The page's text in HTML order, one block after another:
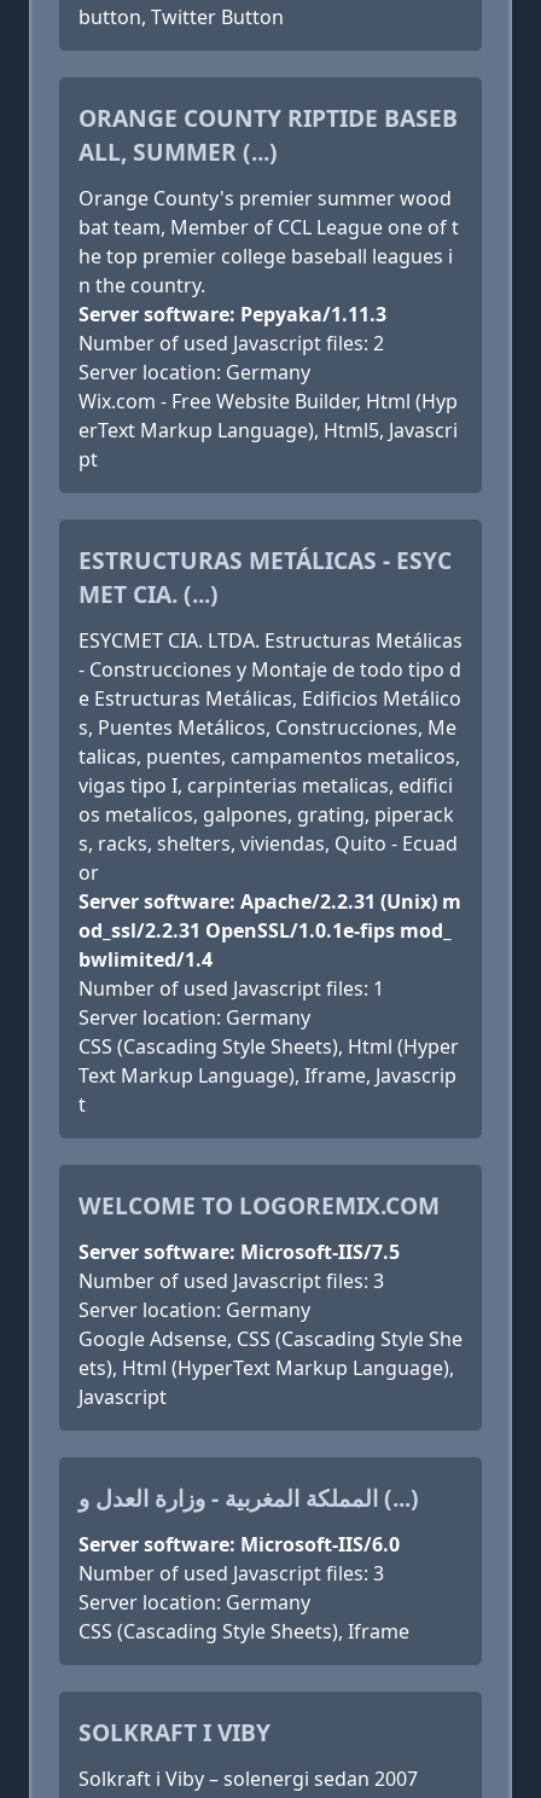
button, Twitter Button
ORANGE COUNTY RIPTIDE BASEB
ALL, SUMMER (...)
Orange County's premier summer wood
bat team, Member of CCL League one of t
he top premier college baseball leagues i
n the country.
Server software: Pepyaka/1.11.3
Number of used Javascript files: 2
Server location: Germany
Wix.com - Free Website Builder, Html (Hyp
erText Markup Language), Html5, Javascri
pt
ESTRUCTURAS METÁLICAS - ESYC
MET CIA. (...)
ESYCMET CIA. LTDA. Estructuras Metálicas
- Construcciones y Montaje de todo tipo d
e Estructuras Metálicas, Edificios Metálico
s, Puentes Metálicos, Construcciones, Me
talicas, puentes, campamentos metalicos,
vigas tipo I, carpinterias metalicas, edifici
os metalicos, galpones, grating, piperack
s, racks, shelters, viviendas, Quito - Ecuad
or
Server software: Apache/2.2.31 (Unix) m
od_ssl/2.2.31 OpenSSL/1.0.1e-fips mod_
bwlimited/1.4
Number of used Javascript files: 1
Server location: Germany
CSS (Cascading Style Sheets), Html (Hyper
Text Markup Language), Iframe, Javascrip
t
WELCOME TO LOGOREMIX.COM
Server software: Microsoft-IIS/7.5
Number of used Javascript files: 3
Server location: Germany
Google Adsense, CSS (Cascading Style She
ets), Html (HyperText Markup Language),
Javascript
المملكة المغربية - وزارة العدل و (...)
Server software: Microsoft-IIS/6.0
Number of used Javascript files: 3
Server location: Germany
CSS (Cascading Style Sheets), Iframe
SOLKRAFT I VIBY
Solkraft i Viby – solenergi sedan 2007